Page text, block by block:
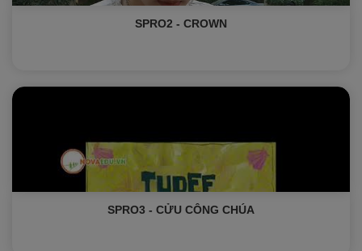
SPRO2 - CROWN
SPRO3 - CỬU CÔNG CHÚA